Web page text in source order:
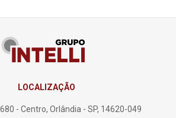
LOCALIZAÇÃO
- Centro, Orlândia - SP, 14620-049